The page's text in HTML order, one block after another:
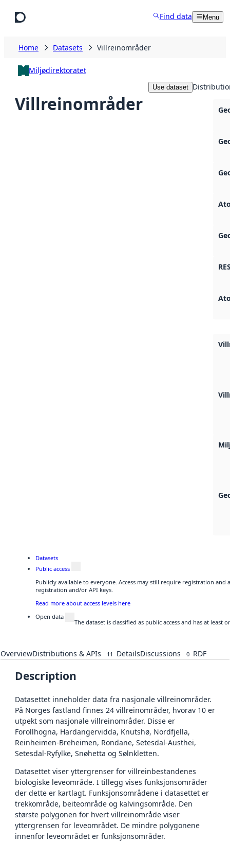
Find data Menu
Home Datasets Villreinområder
Miljødirektoratet
Villreinområder
Use dataset
Datasets
Public access
Publicly available to everyone. Access may still require registration and
registration and/or API keys.
Read more about access levels here
Open data
The dataset is classified as public access and has at
OverviewDistributions & APIs 11 DetailsDiscussions 0 RDF
Description
Datasettet inneholder data fra nasjonale villreinområder.
På Norges fastland finnes 24 villreinområder, hvorav 10 er
utpekt som nasjonale villreinområder. Disse er
Forollhogna, Hardangervidda, Knutshø, Nordfjella,
Reinheimen-Breheimen, Rondane, Setesdal-Austhei,
Setesdal-Ryfylke, Snøhetta og Sølnkletten.
Datasettet viser yttergrenser for villreinbestandenes
biologiske leveområde. I tillegg vises funksjonsområder
der dette er kartlagt. Funksjonsområdene i datasettet er
trekkområde, beiteområde og kalvingsområde. Den
største polygonen for hvert villreinområde viser
yttergrensen for leveområdet. De mindre polygonene
innenfor leveområdet er funksjonsområder.